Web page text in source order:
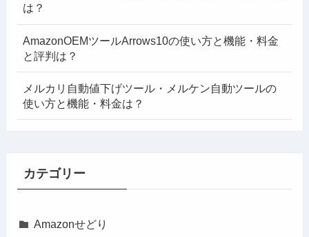
は？
AmazonOEMツールArrows10の使い方と機能・料金
と評判は？
メルカリ自動値下げツール・メルケン自動ツールの
使い方と機能・料金は？
カテゴリー
Amazonせどり